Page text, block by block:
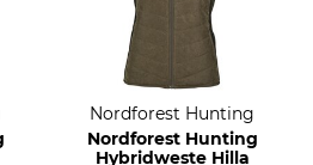
Nordforest Hunting
Nordforest Hunting
Hybridweste Hilla